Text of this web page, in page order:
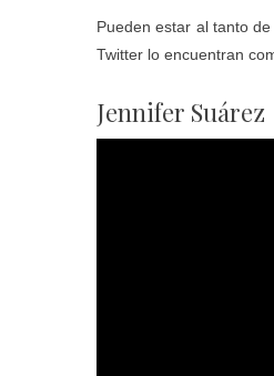
Pueden estar al tanto
Twitter lo encuentran
Jennifer Suárez